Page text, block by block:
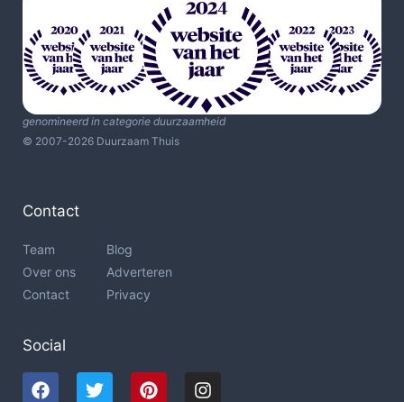
genomineerd in categorie duurzaamheid
© 2007-2026 Duurzaam Thuis
Contact
Team
Over ons
Contact
Blog
Adverteren
Privacy
Social